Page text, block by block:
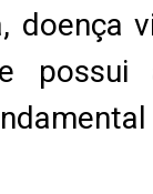
doença
possui